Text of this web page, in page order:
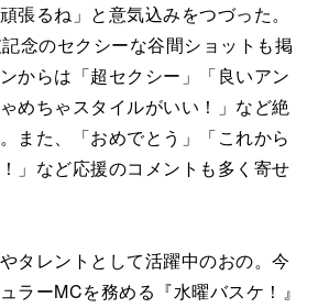
張るね」と意気込みをつづった。
念のセクシーな谷間ショットも掲
からは「超セクシー」「良いアン
めちゃスタイルがいい！」など絶
また、「おめでとう」「これから
」など応援のコメントも多く寄せ
タレントとして活躍中のおの。今
ラーMCを務める『水曜バスケ！』